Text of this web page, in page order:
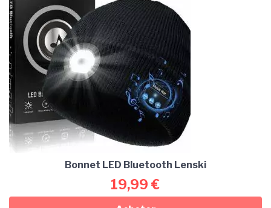
Bonnet LED Bluetooth Lenski
19,99 €